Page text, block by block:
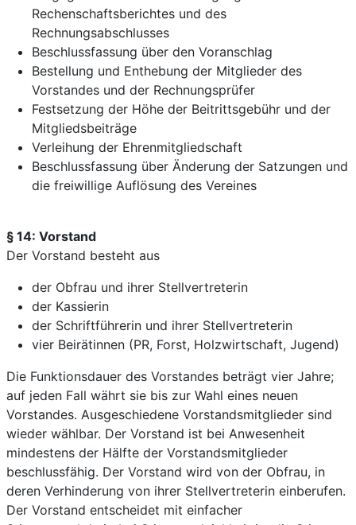
Rechenschaftsberichtes und des
Rechnungsabschlusses
Beschlussfassung über den Voranschlag
Bestellung und Enthebung der Mitglieder des
Vorstandes und der Rechnungsprüfer
Festsetzung der Höhe der Beitrittsgebühr und der
Mitgliedsbeiträge
Verleihung der Ehrenmitgliedschaft
Beschlussfassung über Änderung der Satzungen und
die freiwillige Auflösung des Vereines
§ 14: Vorstand
Der Vorstand besteht aus
der Obfrau und ihrer Stellvertreterin
der Kassierin
der Schriftführerin und ihrer Stellvertreterin
vier Beirätinnen (PR, Forst, Holzwirtschaft, Jugend)
Die Funktionsdauer des Vorstandes beträgt vier Jahre;
auf jeden Fall währt sie bis zur Wahl eines neuen
Vorstandes. Ausgeschiedene Vorstandsmitglieder sind
wieder wählbar. Der Vorstand ist bei Anwesenheit
mindestens der Hälfte der Vorstandsmitglieder
beschlussfähig. Der Vorstand wird von der Obfrau, in
deren Verhinderung von ihrer Stellvertreterin einberufen.
Der Vorstand entscheidet mit einfacher